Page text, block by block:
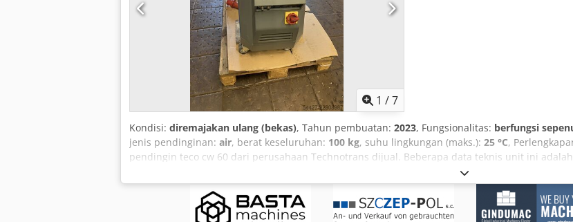
1 /7
Kondisi: diremajakan ulang (bekas), Tahun pembuatan: 2023, Fungsionalitas: berfungsi
jenis pendinginan: air, berat keseluruhan: 100 kg, suhu lingkungan (maks.): 25 °C,
pendingin teco cw 60 dari perusahaan Technotrans dijual. Beberapa data teknis unit ini
manual pengguna unit ini. Csdezk Id Nspfx Adkorf Harga baru pada tahun 2023 adalah
Profibus Kapasitas pendinginan: 10kW, sistem pendingin dengan air Rentang suhu: 0-25
WP602 dengan laju aliran 60 l/menit Tekanan maksimum: 6 bar Dilengkapi roda agar mudah
749mm Berat: 100KG Dll.